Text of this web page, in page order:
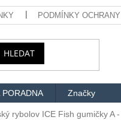
PODMÍNKY
HLEDAT
PORADNA Značky
rybolov ICE Fish gumičky A